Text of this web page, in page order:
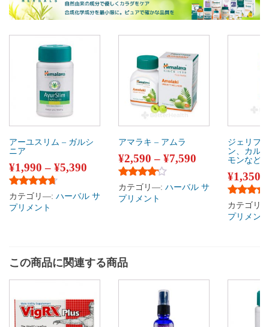
アーユスリム – ガルシ
ニア
¥1,990 – ¥5,390
5段階中 4.50の評価
カテゴリ―: ハーバル サ
プリメント
アマラキ – アムラ
¥2,590 – ¥7,590
5段階中 4.00の評価
カテゴリ―: ハーバル サ
プリメント
ジェリフ
ン、カル
モンなど
¥1,350
5段階中
カテゴリ
プリメント
この商品に関連する商品